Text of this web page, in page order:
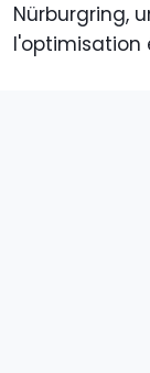
Nürburgring,
l'optimisation